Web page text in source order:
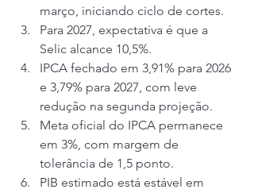
março, iniciando ciclo de cortes.
Para 2027, expectativa é que a
Selic alcance 10,5%.
IPCA fechado em 3,91% para 2026
e 3,79% para 2027, com leve
redução na segunda projeção.
Meta oficial do IPCA permanece
em 3%, com margem de
tolerância de 1,5 ponto.
PIB estimado está estável em